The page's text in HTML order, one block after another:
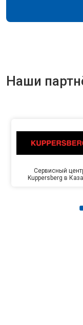
Наши
Сервисный
Kuppersberg в